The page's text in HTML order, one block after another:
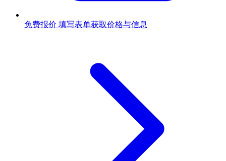
免费报价 填写表单获取价格与信息